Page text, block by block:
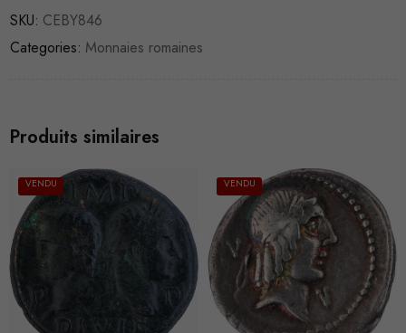
SKU: CEBY846
Categories: Monnaies romaines
Produits similaires
VENDU VENDU